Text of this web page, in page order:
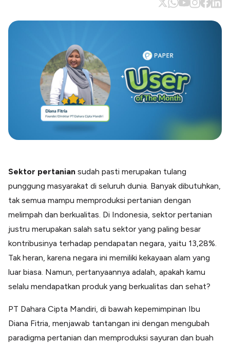
Kartu Kredit Bisnis
Paper Card
Satu kartu untuk bisnis & personal
Paper Horizon
Kartu korporat expense terlengkap
Food & Beverages
Kelola Pembayaran Termin Proyek
Health & Beauty
Lainnya
Open API
Integrasi sistem bisnis dengan API
Software Akuntansi
Pencatatan Laporan Keuangan Gratis
Sektor pertanian sudah pasti merupakan tulang
punggung masyarakat di seluruh dunia. Banyak dibutuhkan,
tak semua mampu memproduksi pertanian dengan
melimpah dan berkualitas. Di Indonesia, sektor pertanian
justru merupakan salah satu sektor yang paling besar
kontribusinya terhadap pendapatan negara, yaitu 13,28%.
Tak heran, karena negara ini memiliki kekayaan alam yang
luar biasa. Namun, pertanyaannya adalah, apakah kamu
selalu mendapatkan produk yang berkualitas dan sehat?
PT Dahara Cipta Mandiri, di bawah kepemimpinan Ibu
Diana Fitria, menjawab tantangan ini dengan mengubah
paradigma pertanian dan memproduksi sayuran dan buah